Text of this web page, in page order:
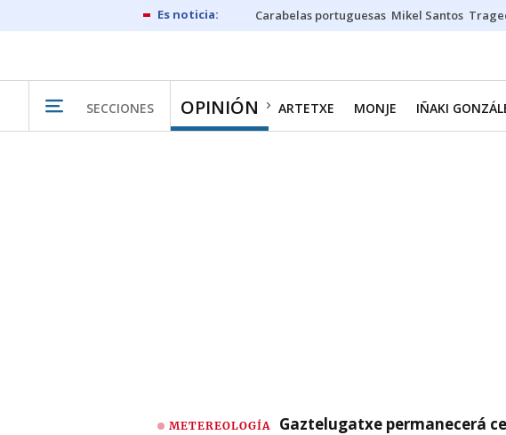
Carabelas portuguesas Mikel Santos
SECCIONES OPINIÓN ARTETXE MONJE IÑAKI
METEREOLOGÍA Gaztelugatxe permanecerá